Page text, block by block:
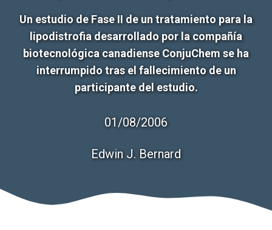
Un estudio de Fase II de un tratamiento para la
lipodistrofia desarrollado por la compañía
biotecnológica canadiense ConjuChem se ha
interrumpido tras el fallecimiento de un
participante del estudio.
01/08/2006
Edwin J. Bernard